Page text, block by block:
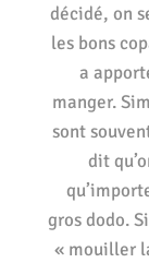
décidé, on
les bons
a
manger.
sont
dit
gros dodo.
« mouiller